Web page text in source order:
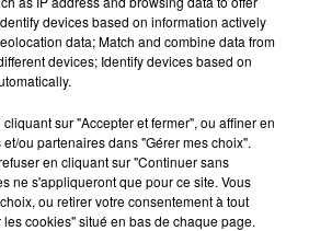
27 juillet 2026
3 4 5
devices based on information actively
data; Match and combine data from
devices; Identify devices based on
sur "Accepter et fermer", ou affiner en
ou partenaires dans "Gérer mes choix".
en cliquant sur "Continuer sans
ne s'appliqueront que pour ce site. Vous
ou retirer votre consentement à tout
cookies" situé en bas de chaque page.